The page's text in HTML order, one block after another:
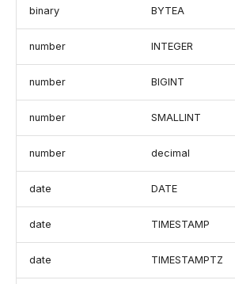
binary BYTEA
number INTEGER
number BIGINT
number SMALLINT
number decimal
date DATE
date TIMESTAMP
date TIMESTAMPTZ